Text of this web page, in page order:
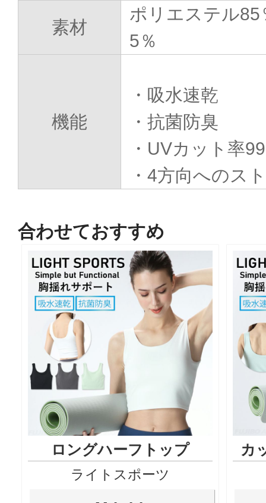
素材
ポリエステル
5％
機能
・吸水速乾
・抗菌防臭
・UVカット率
・4方向へのス
合わせておすすめ
ロングハーフトップ
ライトスポーツ
カ